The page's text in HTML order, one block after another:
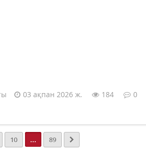
03 ақпан 2026 ж. 184
0
10 ... 89